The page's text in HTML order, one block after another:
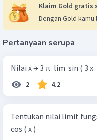
Klaim Gold gratis
Dengan Gold
Pertanyaan serupa
Nilai x → 3 π ​ lim ​ sin ( 3 x
2 4.2
Tentukan nilai limit fungsi berikut. a. x → 3 π ​ lim
cos ( x ) ​